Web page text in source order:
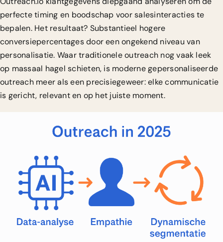
perfecte timing en boodschap voor salesinteracties te
bepalen. Het resultaat? Substantieel hogere
conversiepercentages door een ongekend niveau van
personalisatie. Waar traditionele outreach nog vaak leek
op massaal hagel schieten, is moderne gepersonaliseerde
outreach meer als een precisiegeweer: elke communicatie
is gericht, relevant en op het juiste moment.